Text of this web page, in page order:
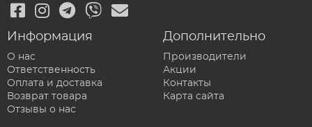
Информация
О нас
Ответственность
Оплата и доставка
Возврат товара
Отзывы о нас
Дополнительно
Производители
Акции
Контакты
Карта сайта